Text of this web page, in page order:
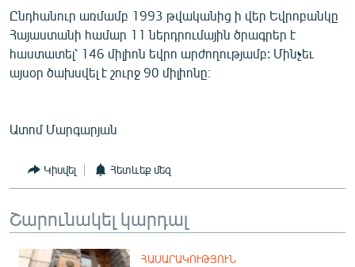
Ընդհանուր առմամբ 1993 թվականից ի վեր Եվրոբանկը
Հայաստանի համար 11 ներդրումային ծրագրեր է
հաստատել՝ 146 միլիոն եվրո արժողությամբ: Մինչեւ
այսօր ծախսվել է շուրջ 90 միլիոնը։
Ատոմ Մարգարյան
Կիսվել Հետևեք մեզ
Շարունակել կարդալ
ՀԱՍԱՐԱԿՈՒԹՅՈՒՆ